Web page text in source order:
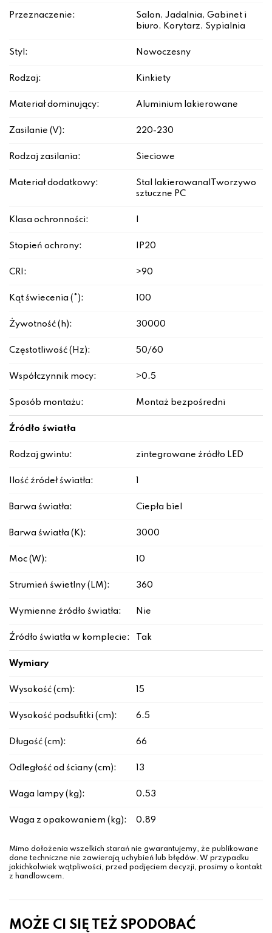
Przeznaczenie:
Salon, Jadalnia, Gabinet i
biuro, Korytarz, Sypialnia
Styl: Nowoczesny
Rodzaj: Kinkiety
Materiał dominujący: Aluminium lakierowane
Zasilanie (V): 220-230
Rodzaj zasilania: Sieciowe
Materiał dodatkowy:
Stal lakierowana|Tworzywo
sztuczne PC
Klasa ochronności:
Stopień ochrony: IP20
CRI: >90
Kąt świecenia (°): 100
Żywotność (h): 30000
Częstotliwość (Hz): 50/60
Współczynnik mocy: >0.5
Sposób montażu: Montaż bezpośredni
Źródło światła
Rodzaj gwintu: zintegrowane źródło LED
Ilość źródeł światła:
Barwa światła: Ciepła biel
Barwa światła (K): 3000
Moc (W): 10
Strumień świetlny (LM): 360
Wymienne źródło światła: Nie
Źródło światła w komplecie: Tak
Wymiary
Wysokość (cm): 15
Wysokość podsufitki (cm): 6.5
Długość (cm): 66
Odległość od ściany (cm): 13
Waga lampy (kg): 0.53
Waga z opakowaniem (kg): 0.89
Mimo dołożenia wszelkich starań nie gwarantujemy, że publikowane
dane techniczne nie zawierają uchybień lub błędów. W przypadku
jakichkolwiek wątpliwości, przed podjęciem decyzji, prosimy o kontakt
z handlowcem.
MOŻE CI SIĘ TEŻ SPODOBAĆ